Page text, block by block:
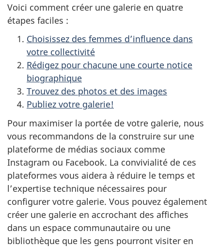
Voici comment créer une galerie en quatre
étapes faciles :
Choisissez des femmes d’influence dans
votre collectivité
Rédigez pour chacune une courte notice
biographique
Trouvez des photos et des images
Publiez votre galerie!
Pour maximiser la portée de votre galerie, nous
vous recommandons de la construire sur une
plateforme de médias sociaux comme
Instagram ou Facebook. La convivialité de ces
plateformes vous aidera à réduire le temps et
l’expertise technique nécessaires pour
configurer votre galerie. Vous pouvez également
créer une galerie en accrochant des affiches
dans un espace communautaire ou une
bibliothèque que les gens pourront visiter en